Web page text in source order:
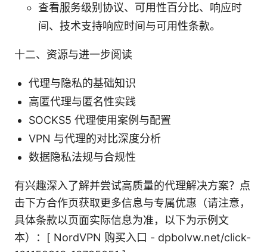
查看服务级别协议、可用性百分比、响应时
间、技术支持响应时间与可用性条款。
十二、资源与进一步阅读
代理与隐私的基础知识
高匿代理与匿名性实践
SOCKS5 代理使用案例与配置
VPN 与代理的对比深度分析
数据隐私法规与合规性
有兴趣深入了解并尝试高质量的代理解决方案？点
击下方合作页获取更多信息与专属优惠（请注意，
具体条款以页面实际信息为准，以下为示例文
本）：[ NordVPN 购买入口 - dpbolvw.net/click-